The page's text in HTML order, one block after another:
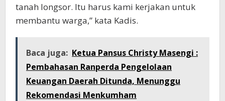
tanah longsor. Itu harus kami kerjakan untuk
membantu warga,” kata Kadis.
Baca juga: Ketua Pansus Christy Masengi :
Pembahasan Ranperda Pengelolaan
Keuangan Daerah Ditunda, Menunggu
Rekomendasi Menkumham